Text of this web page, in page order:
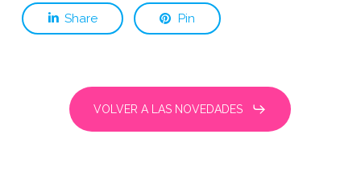
Share Pin
VOLVER A LAS NOVEDADES